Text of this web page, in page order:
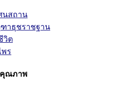
สถาน
าธุชราชฐาน
วิต
ร
คุณภาพ